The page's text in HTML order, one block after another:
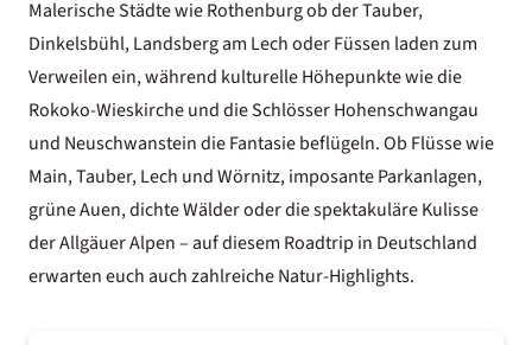
Malerische Städte wie Rothenburg ob der Tauber,
Dinkelsbühl, Landsberg am Lech oder Füssen laden zum
Verweilen ein, während kulturelle Höhepunkte wie die
Rokoko-Wieskirche und die Schlösser Hohenschwangau
und Neuschwanstein die Fantasie beflügeln. Ob Flüsse wie
Main, Tauber, Lech und Wörnitz, imposante Parkanlagen,
grüne Auen, dichte Wälder oder die spektakuläre Kulisse
der Allgäuer Alpen – auf diesem Roadtrip in Deutschland
erwarten euch auch zahlreiche Natur-Highlights.